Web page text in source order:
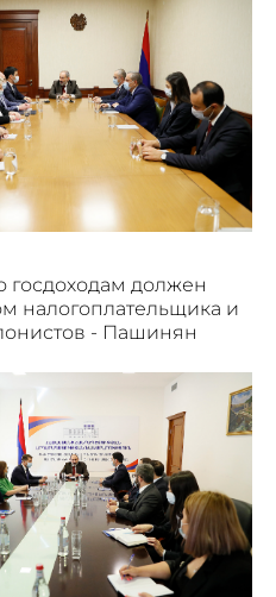
госдоходам должен
налогоплательщика и
- Пашинян